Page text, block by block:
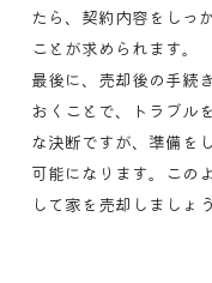
たら、契約内容をしっ
ことが求められます。
最後に、売却後の手続
おくことで、トラブル
な決断ですが、準備を
可能になります。この
して家を売却しましょう